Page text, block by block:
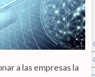
a las empresas la